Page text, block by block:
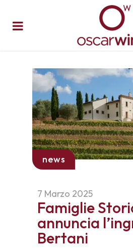
news
7 Marzo 2025
Famiglie
annuncia
Bertani